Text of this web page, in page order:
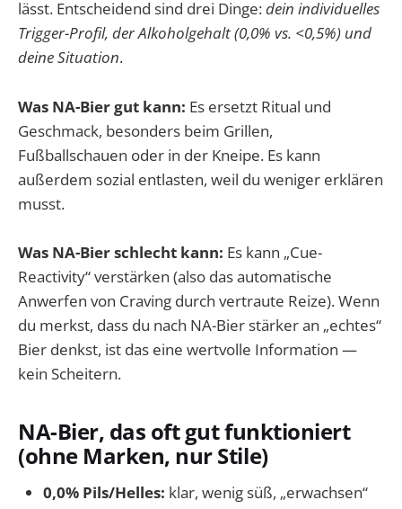
lässt. Entscheidend sind drei Dinge:dein individuelles
Trigger-Profil, der Alkoholgehalt (0,0% vs. <0,5%) und
deine Situation.
Was NA-Bier gut kann: Es ersetzt Ritual und
Geschmack, besonders beim Grillen,
Fußballschauen oder in der Kneipe. Es kann
außerdem sozial entlasten, weil du weniger erklären
musst.
Was NA-Bier schlecht kann: Es kann „Cue-
Reactivity“ verstärken (also das automatische
Anwerfen von Craving durch vertraute Reize). Wenn
du merkst, dass du nach NA-Bier stärker an „echtes“
Bier denkst, ist das eine wertvolle Information —
kein Scheitern.
NA-Bier, das oft gut funktioniert
(ohne Marken, nur Stile)
0,0% Pils/Helles: klar, wenig süß, „erwachsen“